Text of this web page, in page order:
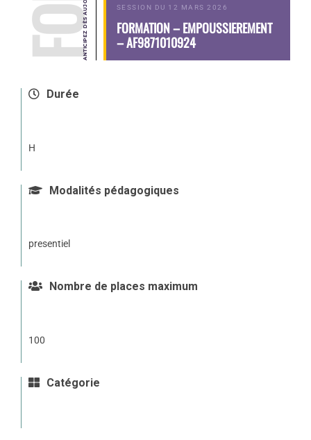
SESSION DU 12 MARS 2026
FORMATION – EMPOUSSIEREMENT
– AF9871010924
Durée
H
Modalités pédagogiques
presentiel
Nombre de places maximum
100
Catégorie